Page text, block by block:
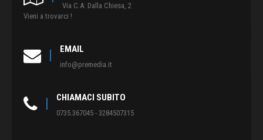
Via C.A. Dalla Chiesa, 2
Vieni a trovarci !
EMAIL
info@premedia.it
CHIAMACI SUBITO
0735.367045 - 3284507315